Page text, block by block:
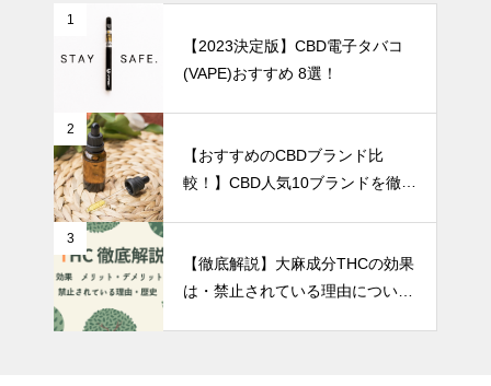
(VAPE)おすすめ 8選！
ト Pocket Chill Time（ポケチ
ル）単独取材！
ジュ効果」効果を実感しやすく
する方法
1
【2023決定版】CBD電子タバコ
(VAPE)おすすめ 8選！
2
【おすすめのCBDブランド比
較！】CBD人気10ブランドを徹底
3
【徹底解説】大麻成分THCの効果
は・禁止されている理由について